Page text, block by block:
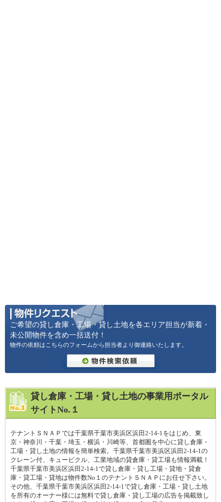
ご希望の貸し倉庫・工場・貸し土地を各エリア担当が新着・
未公開物件を含め一括送付！
物件の依頼はこちらのフォームから担当者より御連絡いたします。
貸し倉庫・工場・貸し土地の事業用ポータル
サイトNo.１
テナントＳＮＡＰでは千葉県千葉市美浜区浜田2-14-1をはじめ、東
京・神奈川・千葉・埼玉・横浜・川崎等、首都圏を中心に貸し倉庫・
工場・貸し土地の情報を簡単検索。千葉県千葉市美浜区浜田2-14-1の
クレーン付、キュービクル、工業地域の貸倉庫・貸工場も情報満載！
千葉県千葉市美浜区浜田2-14-1で貸し倉庫・貸し工場・貸地・貸倉
庫・貸工場・貸地は物件数No１のテナントＳＮＡＰにお任せ下さい。
その他、千葉県千葉市美浜区浜田2-14-1で貸し倉庫・工場・貸し土地
を所有のオーナー様には無料で貸し倉庫・貸し工場の広告を掲載致し